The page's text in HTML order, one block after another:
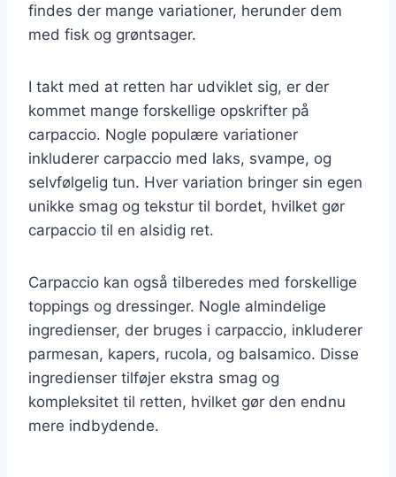
findes der mange variationer, herunder dem
med fisk og grøntsager.
I takt med at retten har udviklet sig, er der
kommet mange forskellige opskrifter på
carpaccio. Nogle populære variationer
inkluderer carpaccio med laks, svampe, og
selvfølgelig tun. Hver variation bringer sin egen
unikke smag og tekstur til bordet, hvilket gør
carpaccio til en alsidig ret.
Carpaccio kan også tilberedes med forskellige
toppings og dressinger. Nogle almindelige
ingredienser, der bruges i carpaccio, inkluderer
parmesan, kapers, rucola, og balsamico. Disse
ingredienser tilføjer ekstra smag og
kompleksitet til retten, hvilket gør den endnu
mere indbydende.